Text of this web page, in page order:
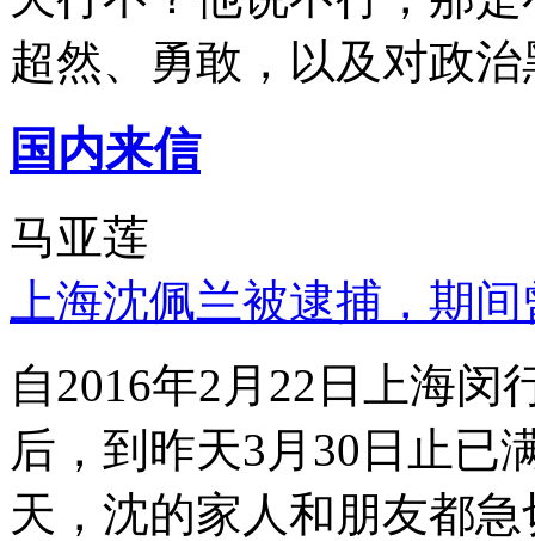
超然、勇敢，以及对政
国内来信
马亚莲
上海沈佩兰被逮捕，期
自2016年2月22日上海
后，到昨天3月30日止已
天，沈的家人和朋友都